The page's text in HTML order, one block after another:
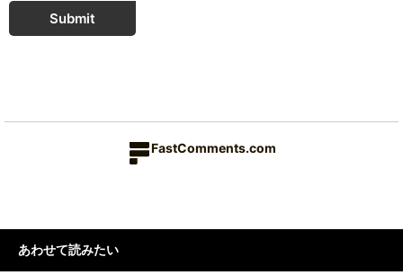
Submit
FastComments.com
あわせて読みたい